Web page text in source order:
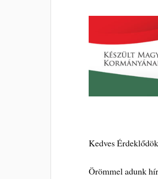
Kedves
Örömmel adunk